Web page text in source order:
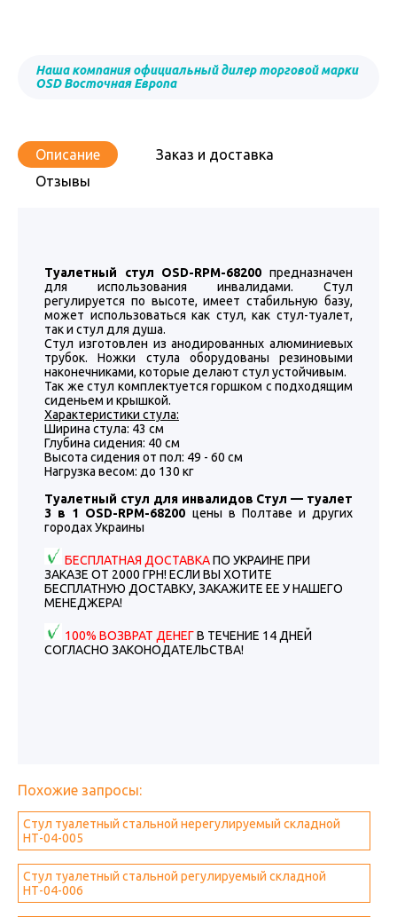
Наша компания официальный дилер торговой марки
OSD Восточная Европа
Описание
Заказ и доставка
Отзывы
Туалетный стул OSD-RPM-68200 предназначен
для использования инвалидами. Стул
регулируется по высоте, имеет стабильную базу,
может использоваться как стул, как стул-туалет,
так и стул для душа.
Стул изготовлен из анодированных алюминиевых
трубок. Ножки стула оборудованы резиновыми
наконечниками, которые делают стул устойчивым.
Так же стул комплектуется горшком с подходящим
сиденьем и крышкой.
Характеристики стула:
Ширина стула: 43 см
Глубина сидения: 40 см
Высота сидения от пол: 49 - 60 см
Нагрузка весом: до 130 кг
Туалетный стул для инвалидов Стул — туалет
3 в 1 OSD-RPM-68200 цены в Полтаве и других
городах Украины
БЕСПЛАТНАЯ ДОСТАВКАПО УКРАИНЕ ПРИ
ЗАКАЗЕ ОТ 2000 ГРН! ЕСЛИ ВЫ ХОТИТЕ
БЕСПЛАТНУЮ ДОСТАВКУ, ЗАКАЖИТЕ ЕЕ У НАШЕГО
МЕНЕДЖЕРА!
100% ВОЗВРАТ ДЕНЕГВ ТЕЧЕНИЕ 14 ДНЕЙ
СОГЛАСНО ЗАКОНОДАТЕЛЬСТВА!
Похожие запросы:
Стул туалетный стальной нерегулируемый складной
НТ-04-005
Стул туалетный стальной регулируемый складной
НТ-04-006